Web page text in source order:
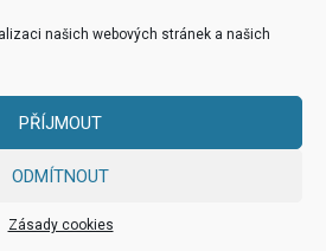
našich webových stránek a našich
PŘÍJMOUT
ODMÍTNOUT
Zásady cookies
Outreach Pro on